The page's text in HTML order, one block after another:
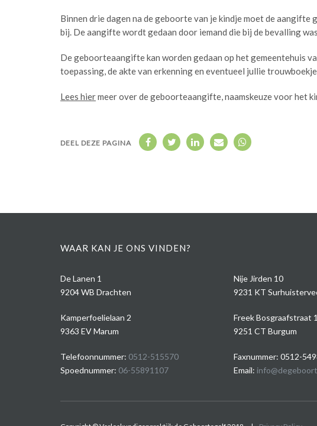
Binnen drie dagen na de geboorte van je kindje moet de
bij. De aangifte wordt gedaan door iemand die bij de bevalling
De geboorteaangifte kan worden gedaan op het gemeentehuis
toepassing, de akte van erkenning en eventueel jullie
Lees hiermeer over de geboorteaangifte, naamskeuze voor het
DEEL DEZE PAGINA
WAAR KAN JE ONS VINDEN?
De Lanen 1
9204 WB Drachten
Kamperfoelielaan 2
9363 EV Marum
Telefoonnummer: 0512-515570
Spoednummer: 06-55891107
Nije Jirden 10
9231 KT
Freek Bosgraafstraat
9251 CT Burgum
Faxnummer: 0512-
Email: